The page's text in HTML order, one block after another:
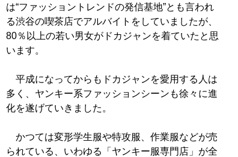
は“ファッショントレンドの発信基地”とも言われ
る渋谷の喫茶店でアルバイトをしていましたが、
80％以上の若い男女がドカジャンを着ていたと思
います。
平成になってからもドカジャンを愛用する人は
多く、ヤンキー系ファッションシーンも徐々に進
化を遂げていきました。
かつては変形学生服や特攻服、作業服などが売
られている、いわゆる「ヤンキー服専門店」が全